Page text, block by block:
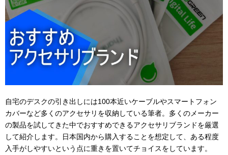
自宅のデスクの引き出しには100本近いケーブルやスマートフォン
カバーなど多くのアクセサリを収納している筆者。多くのメーカー
の製品を試してきた中でおすすめできるアクセサリブランドを厳選
して紹介します。日本国内から購入することを想定して、ある程度
入手がしやすいという点に重きを置いてチョイスをしています。